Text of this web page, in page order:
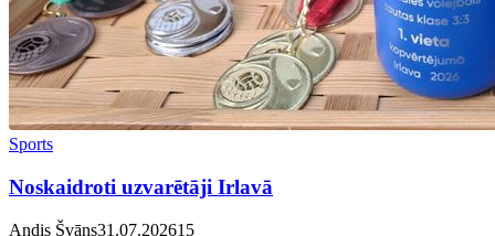
Sports
Noskaidroti uzvarētāji Irlavā
Andis Švāns31.07.20261 5